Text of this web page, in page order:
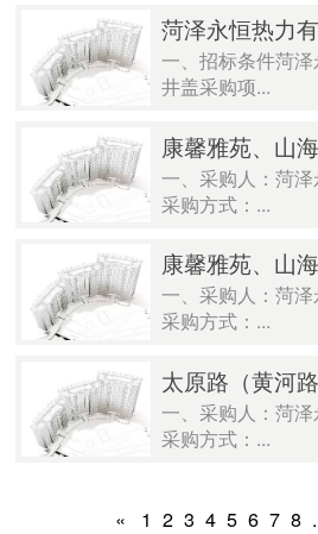
一、招标条件菏
井盖采购项...
一、采购人：菏泽
采购方式：...
一、采购人：菏泽
采购方式：...
一、采购人：菏泽
采购方式：...
« 1 2 3 4 5 6 7 8